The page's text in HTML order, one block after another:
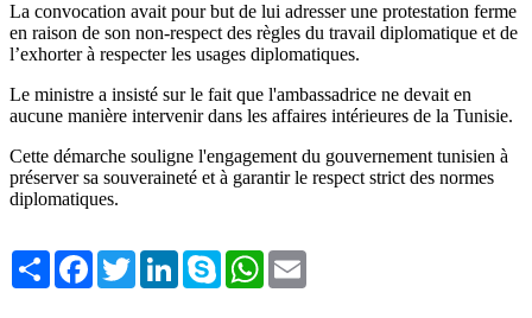
La convocation avait pour but de lui adresser une protestation ferme
en raison de son non-respect des règles du travail diplomatique et de
l’exhorter à respecter les usages diplomatiques.
Le ministre a insisté sur le fait que l'ambassadrice ne devait en
aucune manière intervenir dans les affaires intérieures de la Tunisie.
Cette démarche souligne l'engagement du gouvernement tunisien à
préserver sa souveraineté et à garantir le respect strict des normes
diplomatiques.
Share FacebookTwitterLinkedInSkype WhatsApp